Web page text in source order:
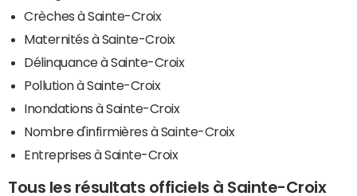
Crèches à Sainte-Croix
Maternités à Sainte-Croix
Délinquance à Sainte-Croix
Pollution à Sainte-Croix
Inondations à Sainte-Croix
Nombre d'infirmières à Sainte-Croix
Entreprises à Sainte-Croix
Tous les résultats officiels à Sainte-Croix